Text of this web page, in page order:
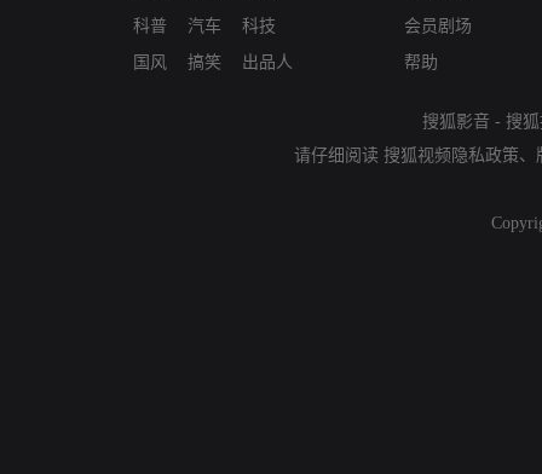
科普
国风
汽车
搞笑
科技
出品人
会员剧场
帮助
搜狐影音 - 搜
请仔细阅读 搜狐视频隐私政策、